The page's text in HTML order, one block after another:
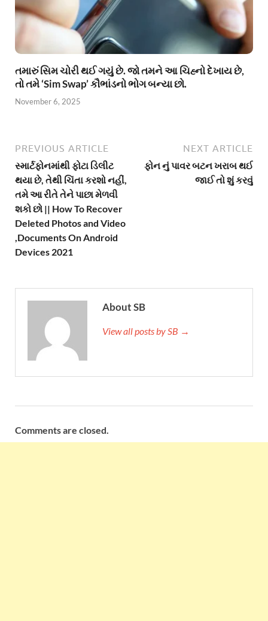
તમારું સિમ ચોરી થઈ ગયું છે. જો તમને આ ચિહ્નો દેખાય છે,
તો તમે ‘Sim Swap’ કૌભાંડનો ભોગ બન્યા છો.
November 6, 2025
PREVIOUS ARTICLE
સ્માર્ટફોનમાંથી ફોટા ડિલીટ
થયા છે, તેથી ચિંતા કરશો નહીં,
તમે આ રીતે તેને પાછા મેળવી
શકો છો || How To Recover
Deleted Photos and Video
,Documents On Android
Devices 2021
NEXT ARTICLE
ફોન નું પાવર બટન ખરાબ થઈ
જાઈ તો શું કરવું
About SB
View all posts by SB →
Comments are closed.